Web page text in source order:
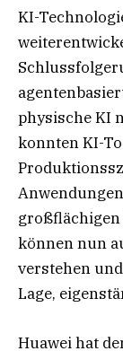
KI-
physische KI
konnten KI-
können nun
verstehen
Lage,
Huawei hat